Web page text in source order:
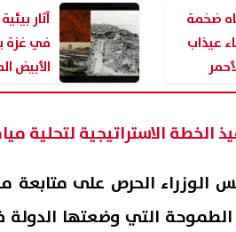
ضخمة
عيذاب
آثار
في غزة
الأبيض
الخطة الاستراتيجية لتحلية
الوزراء الحرص على
الطموحة التي وضعتها
عبد الوهاب تعود إلى المسرح
أول ظهور في حفل العلمين